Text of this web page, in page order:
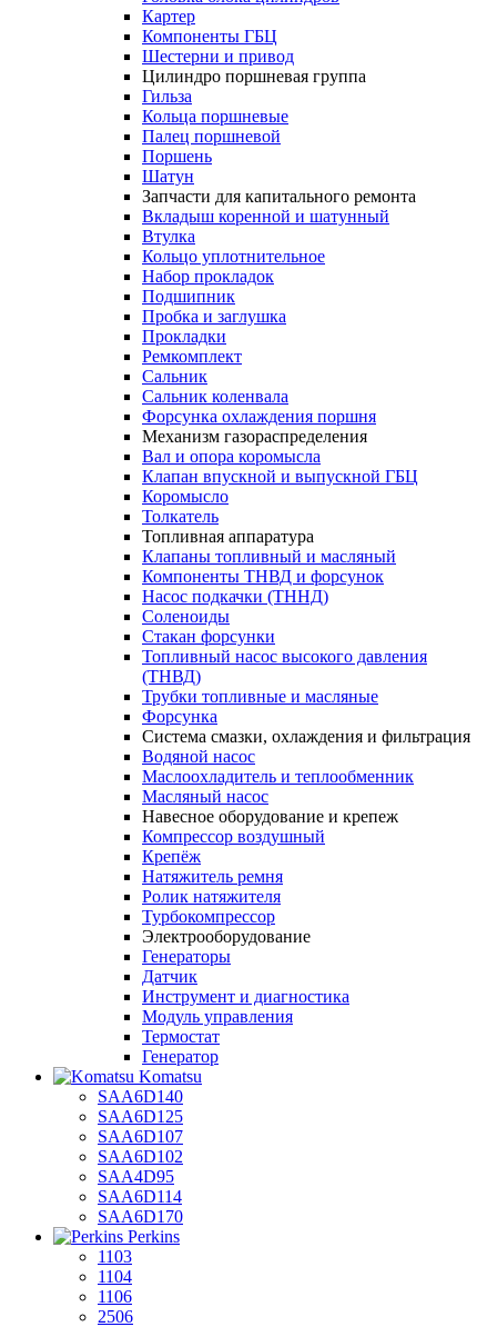
Картер
Компоненты ГБЦ
Шестерни и привод
Цилиндро поршневая группа
Гильза
Кольца поршневые
Палец поршневой
Поршень
Шатун
Запчасти для капитального ремонта
Вкладыш коренной и шатунный
Втулка
Кольцо уплотнительное
Набор прокладок
Подшипник
Пробка и заглушка
Прокладки
Ремкомплект
Сальник
Сальник коленвала
Форсунка охлаждения поршня
Механизм газораспределения
Вал и опора коромысла
Клапан впускной и выпускной ГБЦ
Коромысло
Толкатель
Топливная аппаратура
Клапаны топливный и масляный
Компоненты ТНВД и форсунок
Насос подкачки (ТННД)
Соленоиды
Стакан форсунки
Топливный насос высокого давления
(ТНВД)
Трубки топливные и масляные
Форсунка
Система смазки, охлаждения и фильтрация
Водяной насос
Маслоохладитель и теплообменник
Масляный насос
Навесное оборудование и крепеж
Компрессор воздушный
Крепёж
Натяжитель ремня
Ролик натяжителя
Турбокомпрессор
Электрооборудование
Генераторы
Датчик
Инструмент и диагностика
Модуль управления
Термостат
Генератор
Komatsu
SAA6D140
SAA6D125
SAA6D107
SAA6D102
SAA4D95
SAA6D114
SAA6D170
Perkins
1103
1104
1106
2506